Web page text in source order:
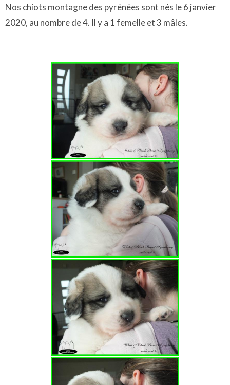
Nos chiots montagne des pyrénées sont nés le 6 janvier
2020, au nombre de 4. Il y a 1 femelle et 3 mâles.